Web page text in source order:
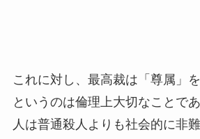
これに対し、最高裁は「尊属」
というのは倫理上大切なことで
人は普通殺人よりも社会的に非